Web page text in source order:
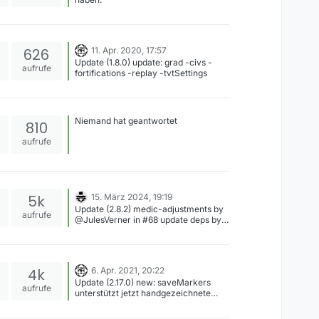
626
aufrufe
11. Apr. 2020, 17:57
Update (1.8.0) update: grad -civs -
fortifications -replay -tvtSettings
810
aufrufe
Niemand hat geantwortet
5k
aufrufe
15. März 2024, 19:19
Update (2.8.2) medic-adjustments by
@JulesVerner in #68 update deps by
@nomisum in #73
4k
aufrufe
6. Apr. 2021, 20:22
Update (2.17.0) new: saveMarkers
unterstützt jetzt handgezeichnete